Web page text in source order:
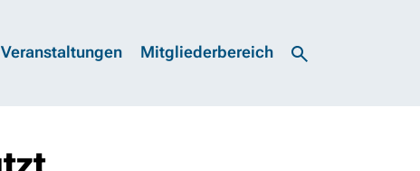
Veranstaltungen Mitgliederbereich